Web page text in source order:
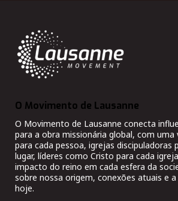
O Movimento de Lausanne
O Movimento de Lausanne conecta
para a obra missionária global, com uma
para cada pessoa, igrejas discipuladoras
lugar, líderes como Cristo para cada
impacto do reino em cada esfera da
sobre nossa origem, conexões atuais e
hoje.